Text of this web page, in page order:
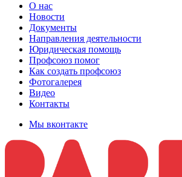
О нас
Новости
Документы
Направления деятельности
Юридическая помощь
Профсоюз помог
Как создать профсоюз
Фотогалерея
Видео
Контакты
Мы вконтакте